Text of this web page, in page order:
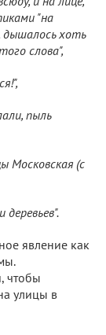
"на
дышалось хоть
слова",
пыль
Московская (с
явление как
чтобы
улицы в